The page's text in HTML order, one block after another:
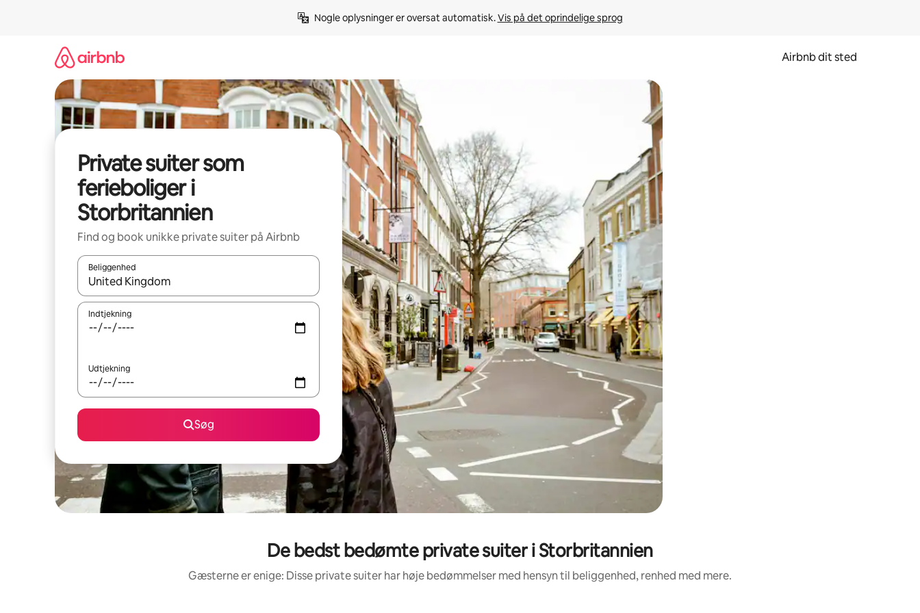
Nogle oplysninger er oversat automatisk. Vis på det oprindelige sprog
Airbnb dit sted
Private suiter som
ferieboliger i
Storbritannien
Find og book unikke private suiter på Airbnb
Beliggenhed
Når resultaterne er tilgængelige, skal du navigere med piletasterne op og ned eller se mere ved at trykke eller stryge.
Indtjekning
Udtjekning
Søg
De bedst bedømte private suiter i Storbritannien
Gæsterne er enige: Disse private suiter har høje bedømmelser med hensyn til beliggenhed, renhed med mere.